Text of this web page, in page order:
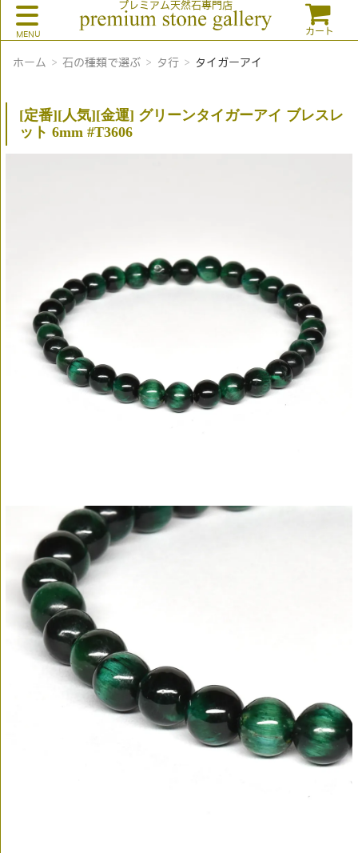
プレミアム天然石専門店
カート
ホーム 石の種類で選ぶ タ行 タイガーアイ
[定番][人気][金運] グリーンタイガーアイ ブレスレ
ット 6mm #T3606